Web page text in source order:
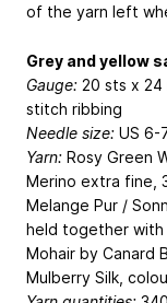
of the yarn left
Grey and yellow
Gauge: 20 sts x
stitch ribbing
Needle size: US 6-
Yarn: Rosy Green
Merino extra fine,
Melange Pur /
held together with
Mohair by Canard
Mulberry Silk,